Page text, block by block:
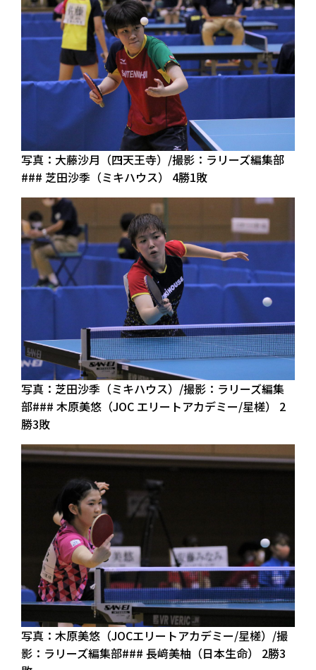
写真：大藤沙月（四天王寺）/撮影：ラリーズ編集部
### 芝田沙季（ミキハウス） 4勝1敗
写真：芝田沙季（ミキハウス）/撮影：ラリーズ編集
部### 木原美悠（JOC エリートアカデミー/星槎） 2
勝3敗
写真：木原美悠（JOCエリートアカデミー/星槎）/撮
影：ラリーズ編集部### 長﨑美柚（日本生命） 2勝3